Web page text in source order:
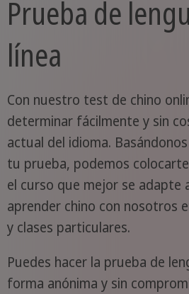
Prueba de
línea
Con nuestro test de chino
determinar fácilmente y sin
actual del idioma.
tu prueba, podemos
el curso que mejor se adapte
aprender chino con nosotros
y clases particulares.
Puedes hacer la prueba de
forma anónima y sin